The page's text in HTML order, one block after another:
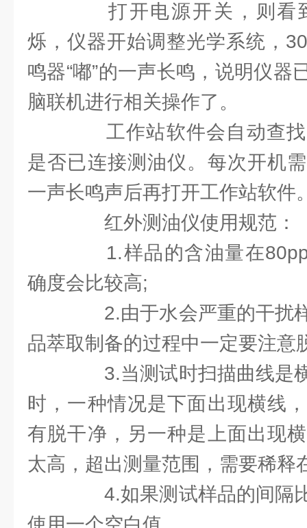
打开电源开关，则看
烁，仪器开始调整光学系统，
鸣器“嘟”的一声长鸣，说明仪器
脑联机进行相关操作了。
工作站软件会自动查找
是否已连接测油仪。每次开机
一声长鸣声后再打开工作站软件
红外测油仪使用规范：
1.样品的含油量在
确度会比较高;
2.由于水会严重的干扰
品萃取制备的过程中一定要注意
3.当测试时扫描曲线是
时，一种情况是下面出现横线
有脱干净，另一种是上面出现
太高，超出测量范围，需要稀释
4.如果测试样品的间隔